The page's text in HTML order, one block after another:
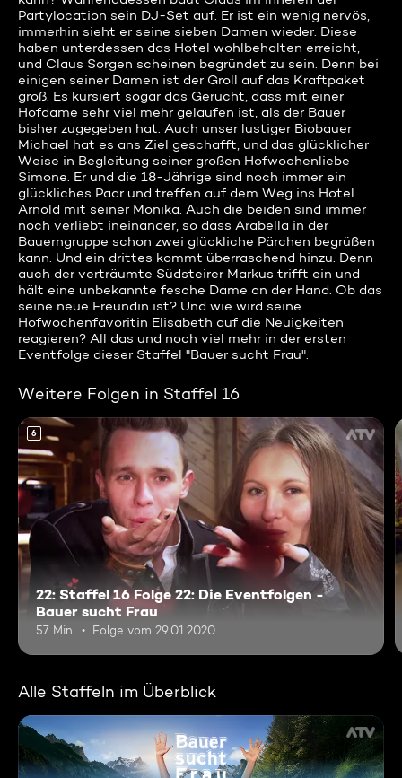
Partylocation sein DJ-Set auf. Er ist ein wenig nervös,
immerhin sieht er seine sieben Damen wieder. Diese
haben unterdessen das Hotel wohlbehalten erreicht,
und Claus Sorgen scheinen begründet zu sein. Denn bei
einigen seiner Damen ist der Groll auf das Kraftpaket
groß. Es kursiert sogar das Gerücht, dass mit einer
Hofdame sehr viel mehr gelaufen ist, als der Bauer
bisher zugegeben hat. Auch unser lustiger Biobauer
Michael hat es ans Ziel geschafft, und das glücklicher
Weise in Begleitung seiner großen Hofwochenliebe
Simone. Er und die 18-Jährige sind noch immer ein
glückliches Paar und treffen auf dem Weg ins Hotel
Arnold mit seiner Monika. Auch die beiden sind immer
noch verliebt ineinander, so dass Arabella in der
Bauerngruppe schon zwei glückliche Pärchen begrüßen
kann. Und ein drittes kommt überraschend hinzu. Denn
auch der verträumte Südsteirer Markus trifft ein und
hält eine unbekannte fesche Dame an der Hand. Ob das
seine neue Freundin ist? Und wie wird seine
Hofwochenfavoritin Elisabeth auf die Neuigkeiten
reagieren? All das und noch viel mehr in der ersten
Eventfolge dieser Staffel "Bauer sucht Frau".
Weitere Folgen in Staffel 16
6
22: Staffel 16 Folge 22: Die Eventfolgen -
Bauer sucht Frau
57 Min. Folge vom 29.01.2020
Alle Staffeln im Überblick